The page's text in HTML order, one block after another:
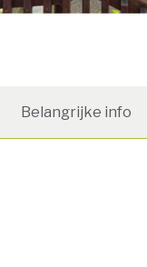
Belangrijke info